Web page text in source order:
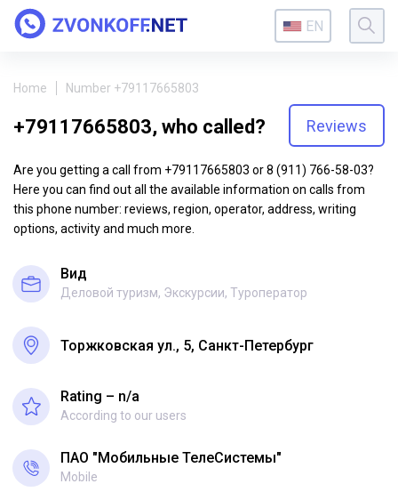
EN
Home Number +79117665803
+79117665803, who called? Reviews
Are you getting a call from +79117665803 or 8 (911) 766-58-03?
Here you can find out all the available information on calls from
this phone number: reviews, region, operator, address, writing
options, activity and much more.
Вид
Деловой туризм, Экскурсии, Туроператор
Торжковская ул., 5, Санкт-Петербург
Rating – n/a
According to our users
ПАО "Мобильные ТелеСистемы"
Mobile